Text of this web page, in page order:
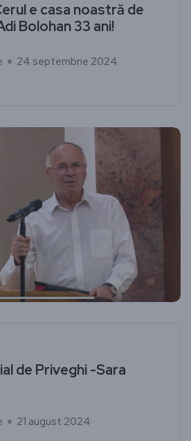
e casa noastră de
Bolohan 33 ani!
24 septembrie 2024
de Priveghi -Sara
21 august 2024